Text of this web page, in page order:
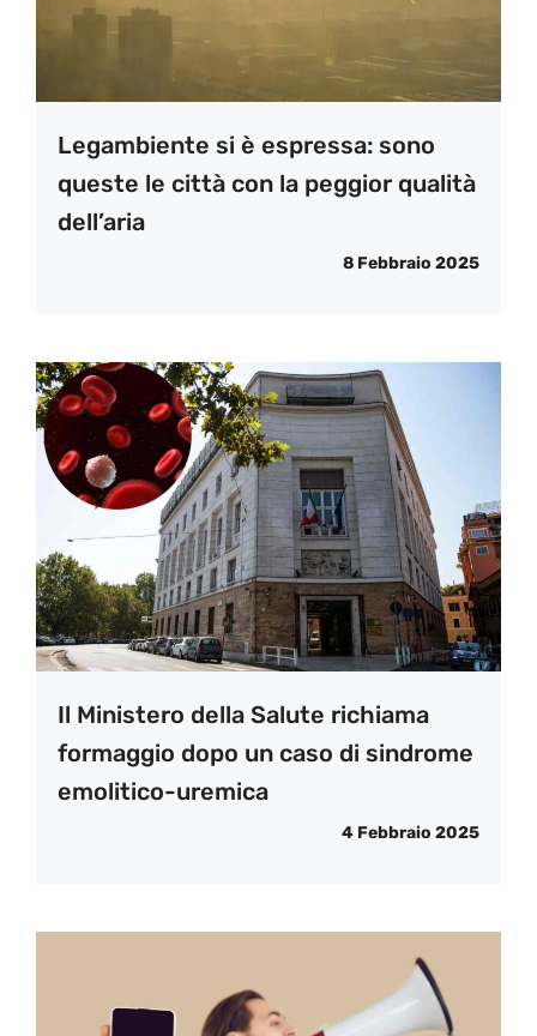
Legambiente si è espressa: sono
queste le città con la peggior qualità
dell’aria
8 Febbraio 2025
Il Ministero della Salute richiama
formaggio dopo un caso di sindrome
emolitico-uremica
4 Febbraio 2025